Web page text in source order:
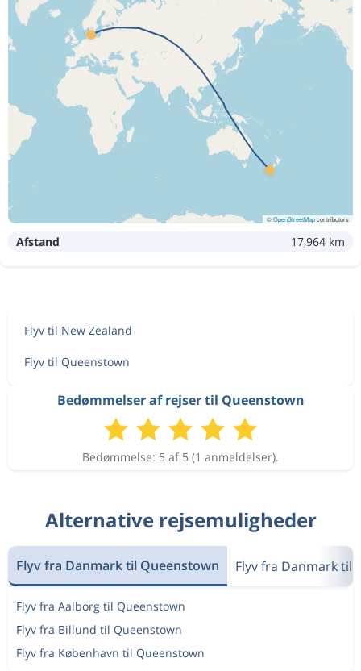
©OpenStreetMapcontributors
Afstand 17,964 km
Flyv til New Zealand
Flyv til Queenstown
Bedømmelser af rejser til Queenstown
Bedømmelse: 5 af 5 (1 anmeldelser).
Alternative rejsemuligheder
Flyv fra Danmark til Queenstown Flyv fra Danmark til
Flyv fra Aalborg til Queenstown
Flyv fra Billund til Queenstown
Flyv fra København til Queenstown